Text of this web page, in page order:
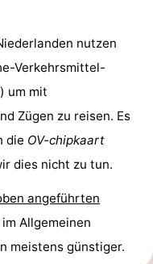
nutzen
Verkehrsmittel-
) um mit
Zügen zu reisen. Es
die OV-chipkaart
dies nicht zu tun.
angeführten
Allgemeinen
meistens günstiger.